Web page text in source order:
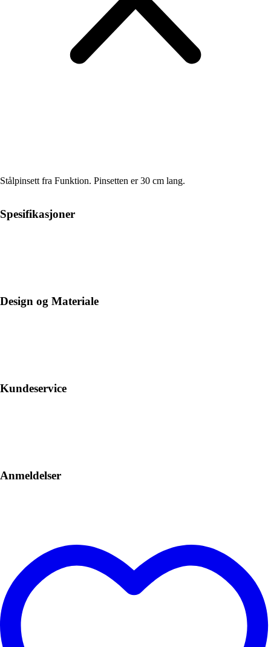
Stålpinsett fra Funktion. Pinsetten er 30 cm lang.
Spesifikasjoner
Design og Materiale
Kundeservice
Anmeldelser